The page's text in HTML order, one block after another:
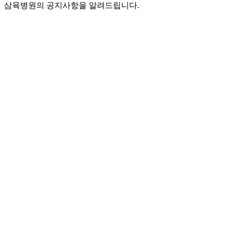
삼육병원의 공지사항을 알려드립니다.